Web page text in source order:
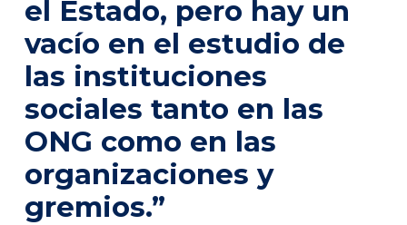
el Estado, pero hay un
vacío en el estudio de
las instituciones
sociales tanto en las
ONG como en las
organizaciones y
gremios.”